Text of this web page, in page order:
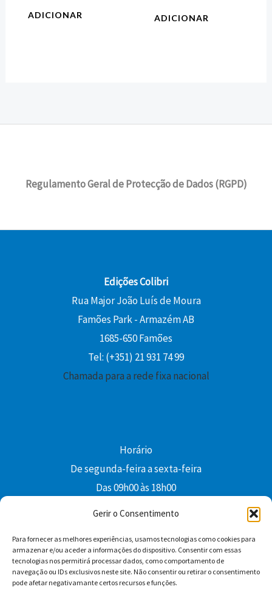
Gerir o Consentimento
Para fornecer as melhores experiências, usamos tecnologias como cookies para
armazenar e/ou aceder a informações do dispositivo. Consentir com essas
tecnologias nos permitirá processar dados, como comportamento de
navegação ou IDs exclusivos neste site. Não consentir ou retirar o consentimento
pode afetar negativamante certos recursos e funções.
ADICIONAR ADICIONAR
Regulamento Geral de Protecção de Dados (RGPD)
Edições Colibri
Rua Major João Luís de Moura
Famões Park - Armazém AB
1685-650 Famões
Tel: (+351) 21 931 74 99
Chamada para a rede fixa nacional
Horário
De segunda-feira a sexta-feira
Das 09h00 às 18h00
Facebook YouTube Instagram
Whatsapp
Condições Gerais de Venda